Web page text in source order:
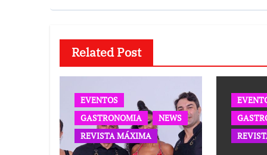
Related Post
EVENTOS
GASTRONOMIA
NEWS
REVISTA MÁXIMA